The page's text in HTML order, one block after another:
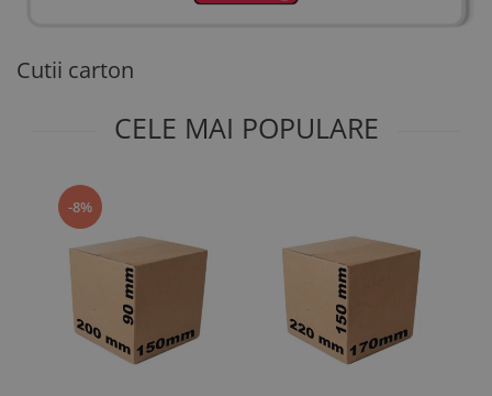
Cutii carton
CELE MAI POPULARE
-8%